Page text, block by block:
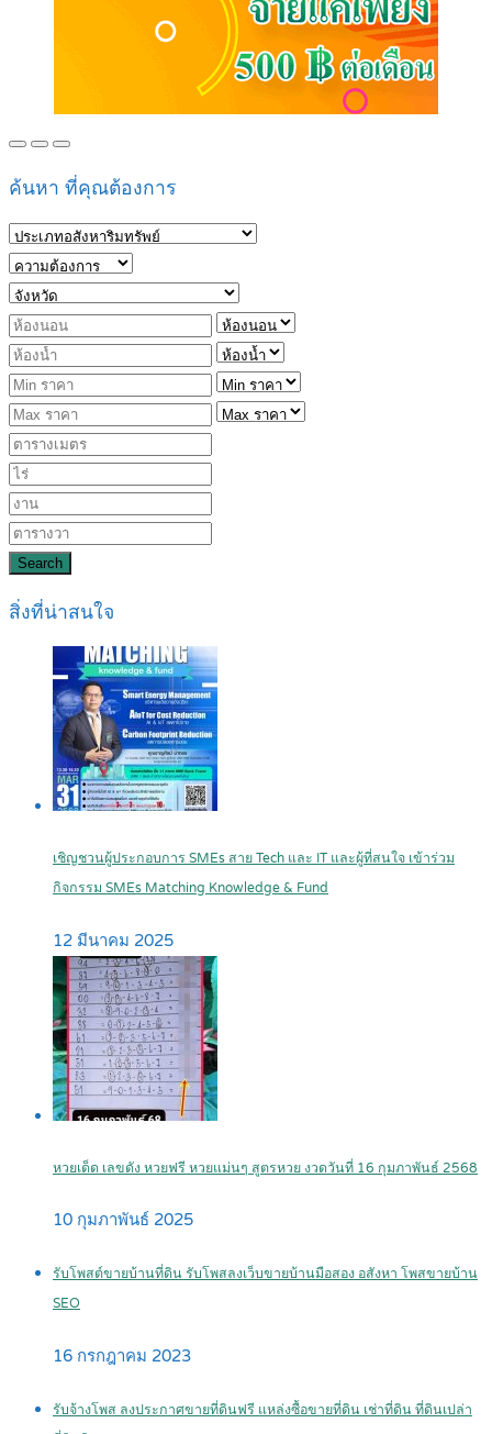
ค้นหา ที่คุณต้องการ
Search
สิ่งที่น่าสนใจ
เชิญชวนผู้ประกอบการ SMEs สาย Tech และ IT และผู้ที่สนใจ เข้าร่วม
กิจกรรม SMEs Matching Knowledge & Fund
12 มีนาคม 2025
หวยเด็ด เลขดัง หวยฟรี หวยแม่นๆ สูตรหวย งวดวันที่ 16 กุมภาพันธ์ 2568
10 กุมภาพันธ์ 2025
รับโพสต์ขายบ้านที่ดิน รับโพสลงเว็บขายบ้านมือสอง อสังหา โพสขายบ้าน
SEO
16 กรกฎาคม 2023
รับจ้างโพส ลงประกาศขายที่ดินฟรี แหล่งซื้อขายที่ดิน เช่าที่ดิน ที่ดินเปล่า